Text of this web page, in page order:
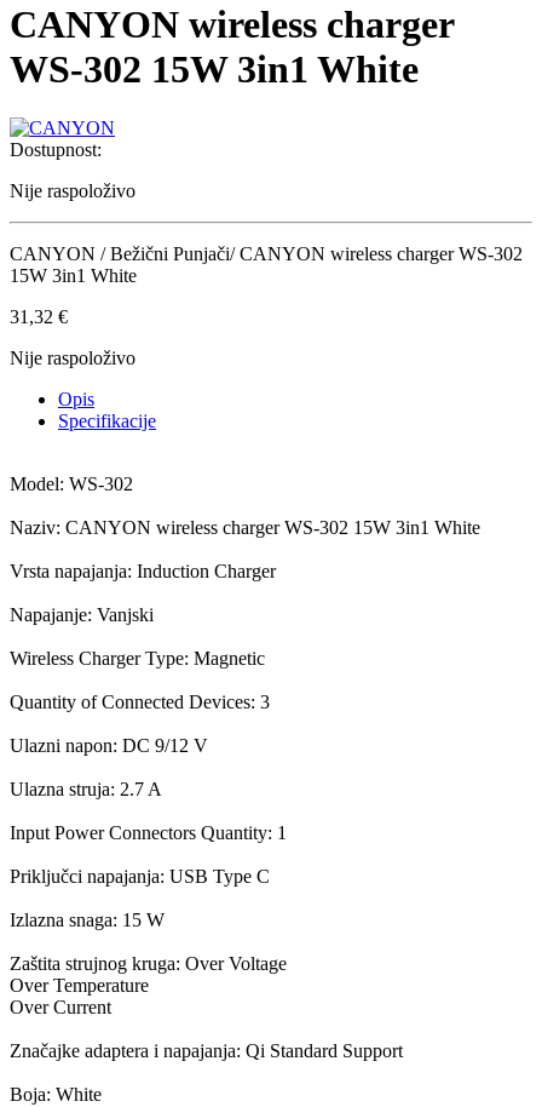
CANYON wireless charger
WS-302 15W 3in1 White
Dostupnost:
Nije raspoloživo
CANYON / Bežični Punjači/ CANYON wireless charger WS-302
15W 3in1 White
31,32 €
Nije raspoloživo
Opis
Specifikacije
Model: WS-302
Naziv: CANYON wireless charger WS-302 15W 3in1 White
Vrsta napajanja: Induction Charger
Napajanje: Vanjski
Wireless Charger Type: Magnetic
Quantity of Connected Devices: 3
Ulazni napon: DC 9/12 V
Ulazna struja: 2.7 A
Input Power Connectors Quantity: 1
Priključci napajanja: USB Type C
Izlazna snaga: 15 W
Zaštita strujnog kruga: Over Voltage
Over Temperature
Over Current
Značajke adaptera i napajanja: Qi Standard Support
Boja: White